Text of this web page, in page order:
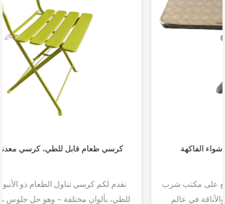
مكتب لشرب الشاي، وضع طاولة شواء الفاكهة
نقدم لكم طاولة شواء الفاكهة التي توضع على مكتب شرب
الشاي: مزيج رائع من الأداء الوظيفي والأناقة في عالم